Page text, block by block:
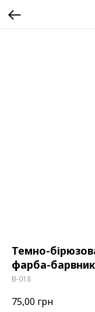
Темно-
фарба-
В-018
75,00 грн